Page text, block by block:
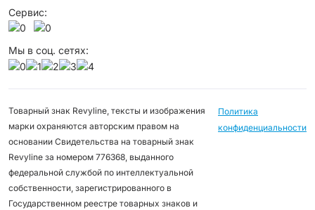
Сервис:
Мы в соц. сетях:
Товарный знак Revyline, тексты и изображения
марки охраняются авторским правом на
основании Свидетельства на товарный знак
Revyline за номером 776368, выданного
федеральной службой по интеллектуальной
собственности, зарегистрированного в
Государственном реестре товарных знаков и
Политика
конфиденциальности